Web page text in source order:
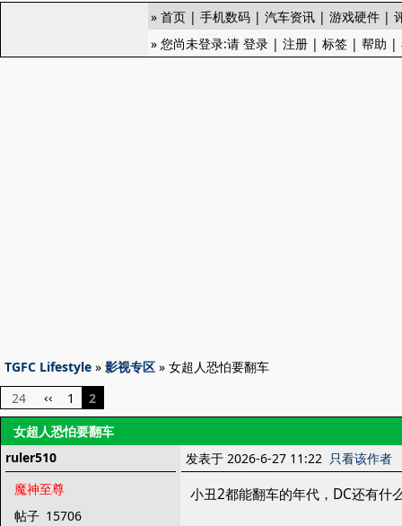
» 首页 | 手机数码 | 汽车资讯 | 游戏硬件 |
» 您尚未登录:请 登录 | 注册 | 标签 | 帮助 |
TGFC Lifestyle » 影视专区 » 女超人恐怕要翻车
24
‹‹ 1
2
女超人恐怕要翻车
ruler510
魔神至尊
帖子 15706
发表于 2026-6-27 11:22 只看该作者
小丑2都能翻车的年代，DC还有什